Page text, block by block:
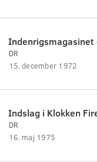
DR
15. december 1972
Indslag i Klokken
DR
16. maj 1975